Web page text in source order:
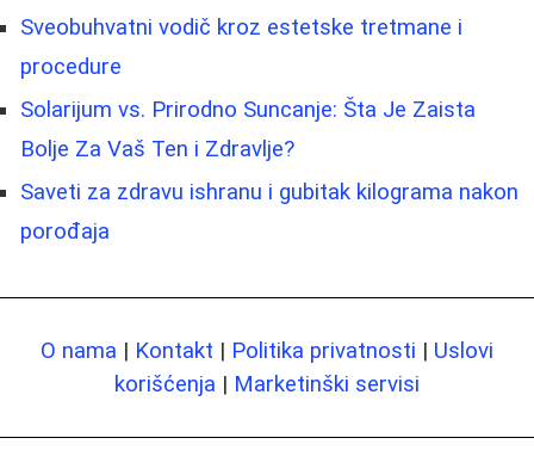
Sveobuhvatni vodič kroz estetske tretmane i
procedure
Solarijum vs. Prirodno Suncanje: Šta Je Zaista
Bolje Za Vaš Ten i Zdravlje?
Saveti za zdravu ishranu i gubitak kilograma nakon
porođaja
O nama | Kontakt | Politika privatnosti | Uslovi
korišćenja | Marketinški servisi